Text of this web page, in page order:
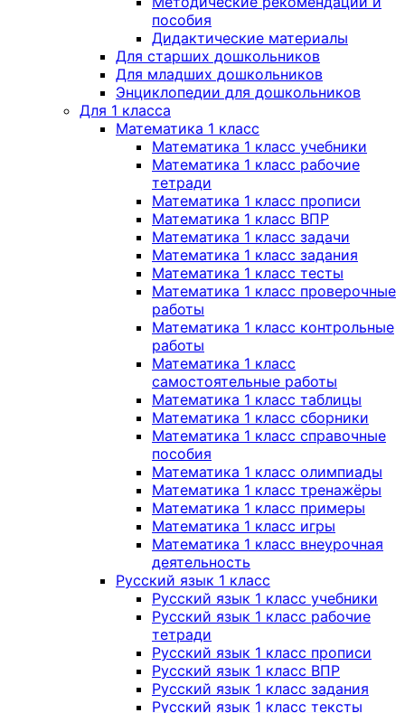
пособия
Дидактические материалы
Для старших дошкольников
Для младших дошкольников
Энциклопедии для дошкольников
Для 1 класса
Математика 1 класс
Математика 1 класс учебники
Математика 1 класс рабочие
тетради
Математика 1 класс прописи
Математика 1 класс ВПР
Математика 1 класс задачи
Математика 1 класс задания
Математика 1 класс тесты
Математика 1 класс проверочные
работы
Математика 1 класс контрольные
работы
Математика 1 класс
самостоятельные работы
Математика 1 класс таблицы
Математика 1 класс сборники
Математика 1 класс справочные
пособия
Математика 1 класс олимпиады
Математика 1 класс тренажёры
Математика 1 класс примеры
Математика 1 класс игры
Математика 1 класс внеурочная
деятельность
Русский язык 1 класс
Русский язык 1 класс учебники
Русский язык 1 класс рабочие
тетради
Русский язык 1 класс прописи
Русский язык 1 класс ВПР
Русский язык 1 класс задания
Русский язык 1 класс тексты